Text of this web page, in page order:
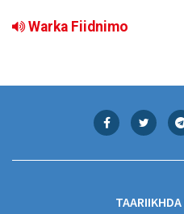
Warka Fiidnimo